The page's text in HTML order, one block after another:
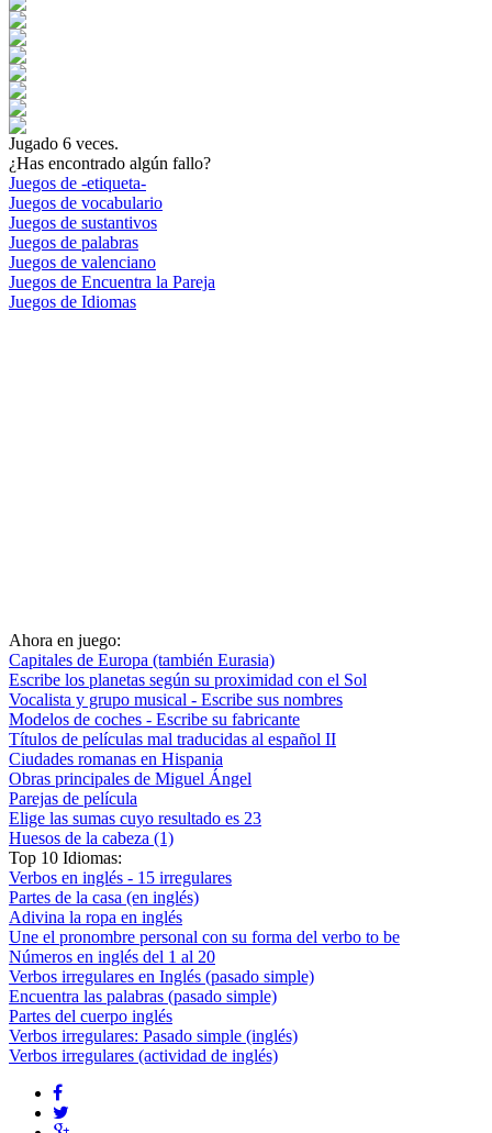
Jugado 6 veces.
¿Has encontrado algún fallo?
Juegos de -etiqueta-
Juegos de vocabulario
Juegos de sustantivos
Juegos de palabras
Juegos de valenciano
Juegos de Encuentra la Pareja
Juegos de Idiomas
Ahora en juego:
Capitales de Europa (también Eurasia)
Escribe los planetas según su proximidad con el Sol
Vocalista y grupo musical - Escribe sus nombres
Modelos de coches - Escribe su fabricante
Títulos de películas mal traducidas al español II
Ciudades romanas en Hispania
Obras principales de Miguel Ángel
Parejas de película
Elige las sumas cuyo resultado es 23
Huesos de la cabeza (1)
Top 10 Idiomas:
Verbos en inglés - 15 irregulares
Partes de la casa (en inglés)
Adivina la ropa en inglés
Une el pronombre personal con su forma del verbo to be
Números en inglés del 1 al 20
Verbos irregulares en Inglés (pasado simple)
Encuentra las palabras (pasado simple)
Partes del cuerpo inglés
Verbos irregulares: Pasado simple (inglés)
Verbos irregulares (actividad de inglés)